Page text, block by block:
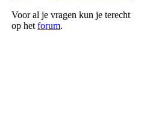
Voor al je vragen kun je terecht
op hetforum.